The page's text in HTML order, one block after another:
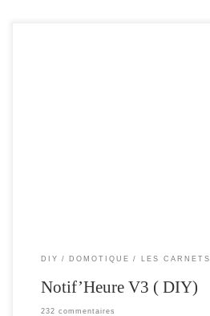
DIY DOMOTIQUE LES CARNETS
Notif’Heure V3 ( DIY)
232 commentaires